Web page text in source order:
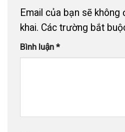
Email của bạn sẽ
khai. Các trường bắt
Bình luận *